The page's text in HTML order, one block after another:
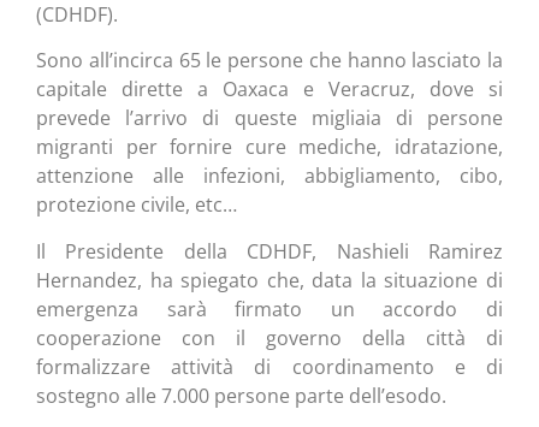
(CDHDF).
Sono all’incirca 65 le persone che hanno lasciato la
capitale dirette a Oaxaca e Veracruz, dove si
prevede l’arrivo di queste migliaia di persone
migranti per fornire cure mediche, idratazione,
attenzione alle infezioni, abbigliamento, cibo,
protezione civile, etc…
Il Presidente della CDHDF, Nashieli Ramirez
Hernandez, ha spiegato che, data la situazione di
emergenza sarà firmato un accordo di
cooperazione con il governo della città di
formalizzare attività di coordinamento e di
sostegno alle 7.000 persone parte dell’esodo.